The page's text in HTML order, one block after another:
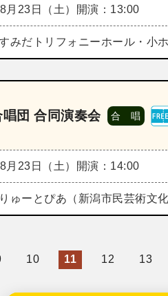
月23日（土） 開演：13:00
みだトリフォニーホール・小
団 合同演奏会 合 唱
月23日（土） 開演：14:00
りゅーとぴあ（新潟市民芸術文
10 11 12 13